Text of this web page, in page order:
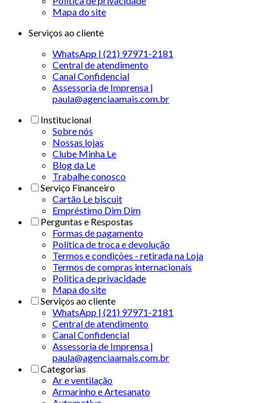
Mapa do site
Serviços ao cliente
WhatsApp | (21) 97971-2181
Central de atendimento
Canal Confidencial
Assessoria de Imprensa |
paula@agenciaamais.com.br
Institucional
Sobre nós
Nossas lojas
Clube Minha Le
Blog da Le
Trabalhe conosco
Serviço Financeiro
Cartão Le biscuit
Empréstimo Dim Dim
Perguntas e Respostas
Formas de pagamento
Política de troca e devolução
Termos e condições - retirada na Loja
Termos de compras internacionais
Politica de privacidade
Mapa do site
Serviços ao cliente
WhatsApp | (21) 97971-2181
Central de atendimento
Canal Confidencial
Assessoria de Imprensa |
paula@agenciaamais.com.br
Categorias
Ar e ventilação
Armarinho e Artesanato